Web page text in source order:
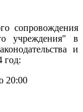
сопровождения
учреждения" в
и
год:
20:00